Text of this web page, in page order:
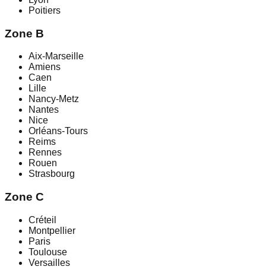
Poitiers
Zone B
Aix-Marseille
Amiens
Caen
Lille
Nancy-Metz
Nantes
Nice
Orléans-Tours
Reims
Rennes
Rouen
Strasbourg
Zone C
Créteil
Montpellier
Paris
Toulouse
Versailles